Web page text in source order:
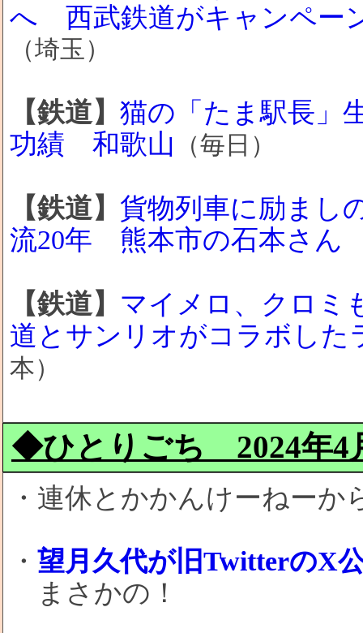
へ 西武鉄道がキャンペー
（埼玉）
【鉄道】 猫の「たま駅長」
功績 和歌山 （毎日）
【鉄道】 貨物列車に励まし
流20年 熊本市の石本さん
【鉄道】 マイメロ、クロ
道とサンリオがコラボし
本）
◆ひとりごち 2024年4
・連休とかかんけーねーか
・ 望月久代が旧TwitterのX
まさかの！